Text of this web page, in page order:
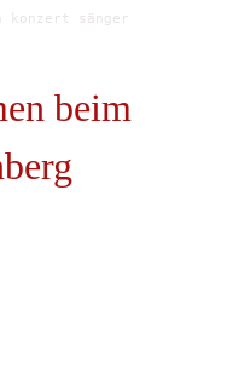
konzert sänger
beim